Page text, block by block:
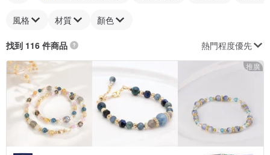
風格 材質 顏色
找到 116 件商品 熱門程度優先
推廣